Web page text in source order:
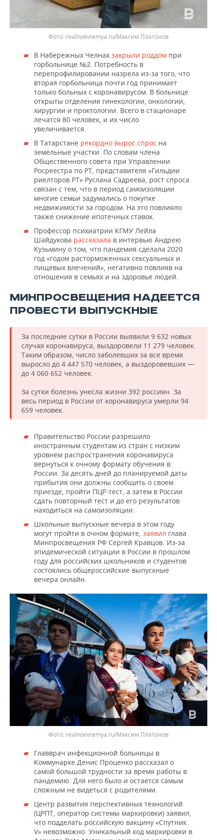
realnoevremya.ru/Максим Платонов
В Набережных Челнах закрыли роддом при
горбольнице №2. Потребность в
перепрофилировании назрела из-за того, что
вторая горбольница почти год принимает
только больных с коронавирусом. В больнице
открыты отделения гинекологии, онкологии,
хирургии и проктологии. Всего в стационаре
лечатся 80 человек, и их число
увеличивается.
В Татарстане рекордно вырос спрос на
земельные участки. По словам члена
Общественного совета при Управлении
Росреестра по РТ, представителя «Гильдии
риелторов РТ» Руслана Садреева, рост спроса
связан с тем, что в период самоизоляции
многие семьи задумались о покупке
недвижимости за городом. На это повлияло
также снижение ипотечных ставок.
Профессор психиатрии КГМУ Лейла
Шайдукова рассказала в интервью Андрею
Кузьмину о том, что пандемия сделала 2020
год «годом расторможенных сексуальных и
пищевых влечений», негативно повлияв на
отношения в семьях и на здоровье людей.
МИНПРОСВЕЩЕНИЯ НАДЕЕТСЯ
ПРОВЕСТИ ВЫПУСКНЫЕ
За последние сутки в России выявили 9 632 новых
случая коронавируса, выздоровели 11 279 человек.
Таким образом, число заболевших за все время
выросло до 4 447 570 человек, а выздоровевших —
до 4 060 652 человек.
За сутки болезнь унесла жизни 392 россиян. За
весь период в России от коронавируса умерли 94
659 человек.
Правительство России разрешило
иностранным студентам из стран с низким
уровнем распространения коронавируса
вернуться к очному формату обучения в
России. За десять дней до планируемой даты
прибытия они должны сообщить о своем
приезде, пройти ПЦР-тест, а затем в России
сдать повторный тест и до его результатов
находиться на самоизоляции.
Школьные выпускные вечера в этом году
могут пройти в очном формате, заявил глава
Минпросвещения РФ Сергей Кравцов. Из-за
эпидемической ситуации в России в прошлом
году для российских школьников и студентов
состоялись общероссийские выпускные
вечера онлайн.
realnoevremya.ru/Максим Платонов
Главврач инфекционной больницы в
Коммунарке Денис Проценко рассказал о
самой большой трудности за время работы в
пандемию. Для него было и остается самым
сложным не видеться с родителями.
Центр развития перспективных технологий
(ЦРПТ, оператор системы маркировки) заявил,
что подделать российскую вакцину «Спутник
V» невозможно. Уникальный код маркировки в